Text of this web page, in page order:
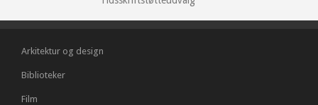
Arkitektur og design
Biblioteker
Film